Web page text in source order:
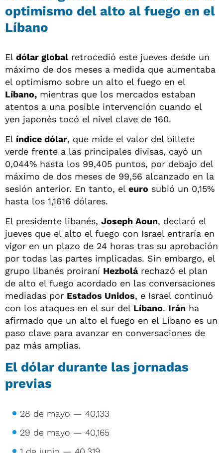
optimismo del alto al fuego en el
Líbano
El dólar global retrocedió este jueves desde un
máximo de dos meses a medida que aumentaba
el optimismo sobre un alto el fuego en el
Líbano, mientras que los mercados estaban
atentos a una posible intervención cuando el
yen japonés tocó el nivel clave de 160.
El índice dólar, que mide el valor del billete
verde frente a las principales divisas, cayó un
0,044% hasta los 99,405 puntos, por debajo del
máximo de dos meses de 99,56 alcanzado en la
sesión anterior. En tanto, el euro subió un 0,15%
hasta los 1,1616 dólares.
El presidente libanés, Joseph Aoun, declaró el
jueves que el alto el fuego con Israel entraría en
vigor en un plazo de 24 horas tras su aprobación
por todas las partes implicadas. Sin embargo, el
grupo libanés proiraní Hezbolárechazó el plan
de alto el fuego acordado en las conversaciones
mediadas por Estados Unidos, e Israel continuó
con los ataques en el sur del Líbano. Irán ha
afirmado que un alto el fuego en el Líbano es un
paso clave para avanzar en conversaciones de
paz más amplias.
El dólar durante las jornadas
previas
28 de mayo — 40,133
29 de mayo — 40,165